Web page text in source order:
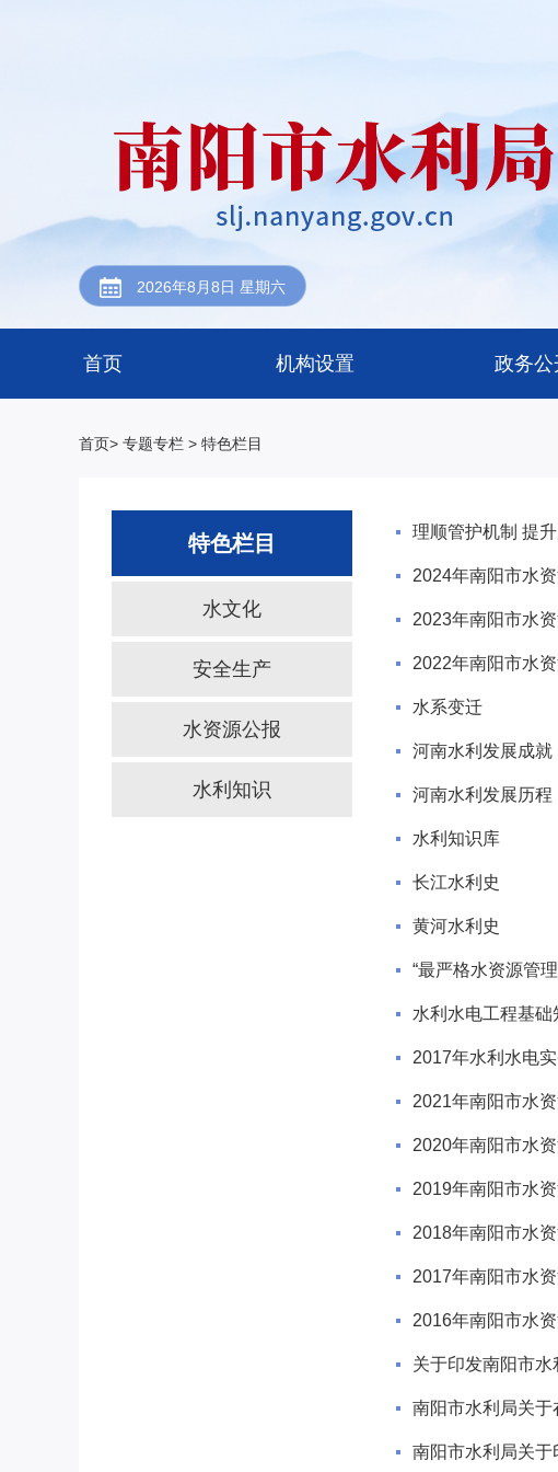
2026年8月8日 星期六
首页 机构设置 政务公
首页> 专题专栏 > 特色栏目
特色栏目
水文化
安全生产
水资源公报
水利知识
理顺管护机制 提
2024年南阳市水
2023年南阳市水
2022年南阳市水
水系变迁
河南水利发展成就
河南水利发展历程
水利知识库
长江水利史
黄河水利史
“最严格水资源管
水利水电工程基础
2017年水利水电
2021年南阳市水
2020年南阳市水
2019年南阳市水
2018年南阳市水
2017年南阳市水
2016年南阳市水
关于印发南阳市
南阳市水利局关
南阳市水利局关